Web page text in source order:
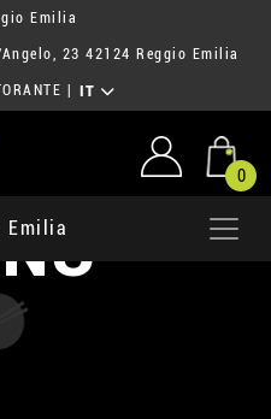
Emilia
23 42124 Reggio Emilia
IT
0
Emilia